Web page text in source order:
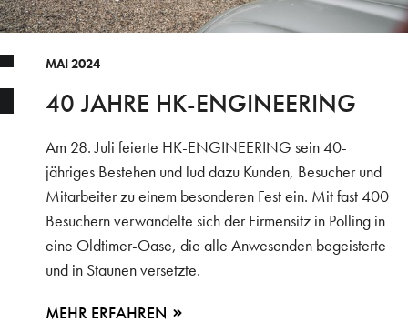
MAI 2024
40 JAHRE HK-ENGINEERING
Am 28. Juli feierte HK-ENGINEERING sein 40-
jähriges Bestehen und lud dazu Kunden, Besucher und
Mitarbeiter zu einem besonderen Fest ein. Mit fast 400
Besuchern verwandelte sich der Firmensitz in Polling in
eine Oldtimer-Oase, die alle Anwesenden begeisterte
und in Staunen versetzte.
MEHR ERFAHREN